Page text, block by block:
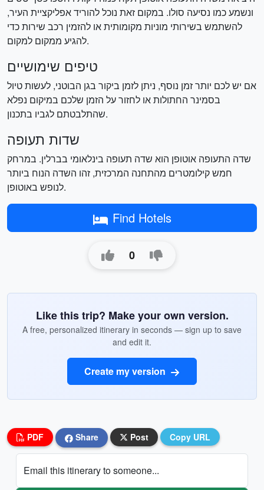
ונשמע כמו נסיעה סולו. במקום זאת נוכל להוריד אפליקציית העיר,
להשתמש בשירותי מוניות מקומותית או להזמין רכב שירות כדי
להגיע ממקום למקום.
טיפים שימושיים
אם יש לכם יותר זמן נוסף, ניתן לזמן ביקור בגן הבוטני, לעשות טיול
בסמינר החתולות או לחזור על הזמן שלכם במיקום נפלא
שהתלבטתם לגביו בתכנון.
שדות תעופה
שדה התעופה אוטופן הוא שדה תעופה בינלאומי בברלין. במרחק
חמש קילומטרים מהתחנה המרכזית, זהו השדה הנוח ביותר
לנופש באוטופן.
Find Hotels
0
Like this trip? Make your own version.
A free, personalized itinerary in seconds — sign up to save
and edit it.
Create my version
PDF Share Post Copy URL
Email this itinerary to someone...